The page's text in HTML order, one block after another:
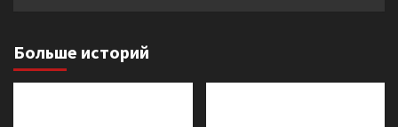
Больше историй